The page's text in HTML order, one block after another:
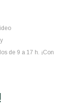
de 9 a 17 h. ¡Con